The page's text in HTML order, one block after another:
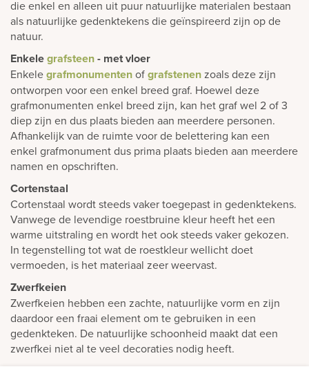
die enkel en alleen uit puur natuurlijke materialen bestaan
als natuurlijke gedenktekens die geïnspireerd zijn op de
natuur.
Enkelegrafsteen- met vloer
Enkelegrafmonumentenofgrafstenenzoals deze zijn
ontworpen voor een enkel breed graf. Hoewel deze
grafmonumenten enkel breed zijn, kan het graf wel 2 of 3
diep zijn en dus plaats bieden aan meerdere personen.
Afhankelijk van de ruimte voor de belettering kan een
enkel grafmonument dus prima plaats bieden aan meerdere
namen en opschriften.
Cortenstaal
Cortenstaal wordt steeds vaker toegepast in gedenktekens.
Vanwege de levendige roestbruine kleur heeft het een
warme uitstraling en wordt het ook steeds vaker gekozen.
In tegenstelling tot wat de roestkleur wellicht doet
vermoeden, is het materiaal zeer weervast.
Zwerfkeien
Zwerfkeien hebben een zachte, natuurlijke vorm en zijn
daardoor een fraai element om te gebruiken in een
gedenkteken. De natuurlijke schoonheid maakt dat een
zwerfkei niet al te veel decoraties nodig heeft.